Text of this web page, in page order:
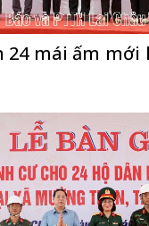
24 mái ấm mới